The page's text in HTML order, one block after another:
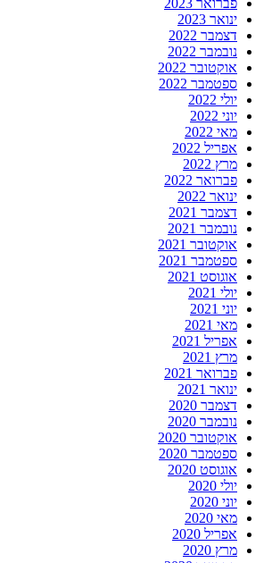
ינואר 2023
דצמבר 2022
נובמבר 2022
אוקטובר 2022
ספטמבר 2022
יולי 2022
יוני 2022
מאי 2022
אפריל 2022
מרץ 2022
פברואר 2022
ינואר 2022
דצמבר 2021
נובמבר 2021
אוקטובר 2021
ספטמבר 2021
אוגוסט 2021
יולי 2021
יוני 2021
מאי 2021
אפריל 2021
מרץ 2021
פברואר 2021
ינואר 2021
דצמבר 2020
נובמבר 2020
אוקטובר 2020
ספטמבר 2020
אוגוסט 2020
יולי 2020
יוני 2020
מאי 2020
אפריל 2020
מרץ 2020